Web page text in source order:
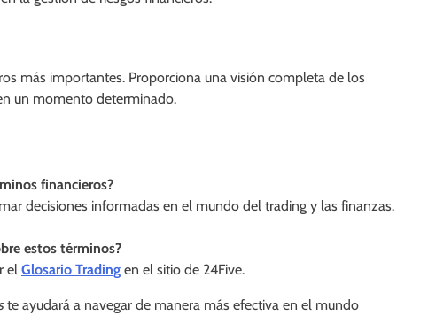
más importantes. Proporciona una visión completa de los
un momento determinado.
financieros?
decisiones informadas en el mundo del trading y las finanzas.
estos términos?
el Glosario Trading en el sitio de 24Five.
te ayudará a navegar de manera más efectiva en el mundo